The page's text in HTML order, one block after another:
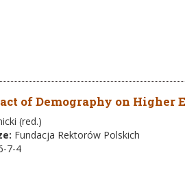
of Demography on Higher
(red.)
Fundacja Rektorów Polskich
7-4